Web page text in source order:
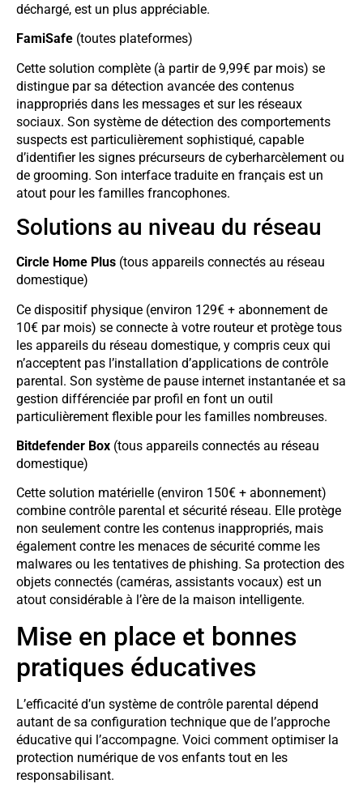
déchargé, est un plus appréciable.
FamiSafe (toutes plateformes)
Cette solution complète (à partir de 9,99€ par mois) se
distingue par sa détection avancée des contenus
inappropriés dans les messages et sur les réseaux
sociaux. Son système de détection des comportements
suspects est particulièrement sophistiqué, capable
d’identifier les signes précurseurs de cyberharcèlement ou
de grooming. Son interface traduite en français est un
atout pour les familles francophones.
Solutions au niveau du réseau
Circle Home Plus (tous appareils connectés au réseau
domestique)
Ce dispositif physique (environ 129€ + abonnement de
10€ par mois) se connecte à votre routeur et protège tous
les appareils du réseau domestique, y compris ceux qui
n’acceptent pas l’installation d’applications de contrôle
parental. Son système de pause internet instantanée et sa
gestion différenciée par profil en font un outil
particulièrement flexible pour les familles nombreuses.
Bitdefender Box (tous appareils connectés au réseau
domestique)
Cette solution matérielle (environ 150€ + abonnement)
combine contrôle parental et sécurité réseau. Elle protège
non seulement contre les contenus inappropriés, mais
également contre les menaces de sécurité comme les
malwares ou les tentatives de phishing. Sa protection des
objets connectés (caméras, assistants vocaux) est un
atout considérable à l’ère de la maison intelligente.
Mise en place et bonnes
pratiques éducatives
L’efficacité d’un système de contrôle parental dépend
autant de sa configuration technique que de l’approche
éducative qui l’accompagne. Voici comment optimiser la
protection numérique de vos enfants tout en les
responsabilisant.